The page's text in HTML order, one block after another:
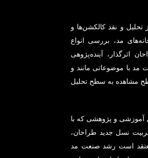
و نقد کالکشن‌ها و
مد، بررسی انواع
اثرگذار، آینده‌پژوهی
مد با موضوعاتی مانند و
مشاهده به سطح تحلیل
آموزشی و پژوهشی که با
نسل جدید طراحان،
معتقد است رشد صنعت مد